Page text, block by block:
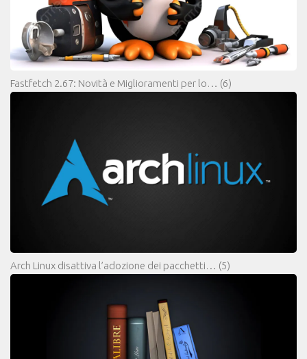
Fastfetch 2.67: Novità e Miglioramenti per lo… (6)
Arch Linux disattiva l’adozione dei pacchetti… (5)